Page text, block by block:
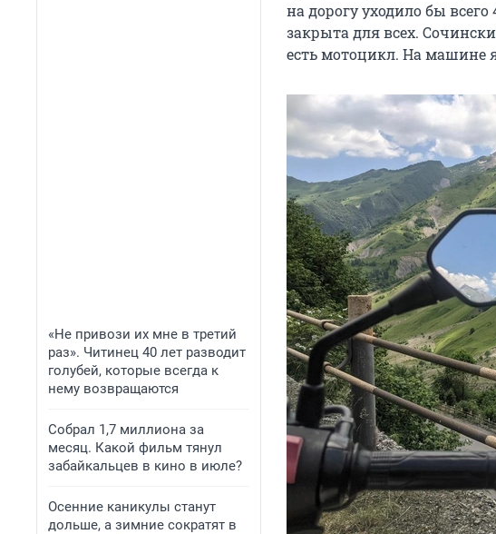
«Не привози их мне в третий
раз». Читинец 40 лет разводит
голубей, которые всегда к
нему возвращаются
Собрал 1,7 миллиона за
месяц. Какой фильм тянул
забайкальцев в кино в июле?
Осенние каникулы станут
дольше, а зимние сократят в
на дорогу уходило бы
закрыта для всех.
есть мотоцикл. На машине